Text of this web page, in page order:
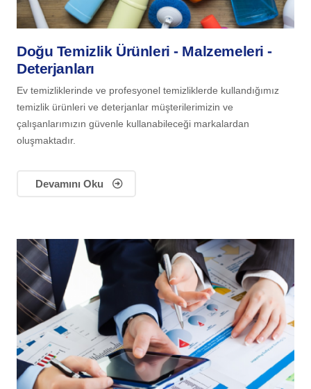
Doğu Temizlik Ürünleri - Malzemeleri -
Deterjanları
Ev temizliklerinde ve profesyonel temizliklerde kullandığımız
temizlik ürünleri ve deterjanlar müşterilerimizin ve
çalışanlarımızın güvenle kullanabileceği markalardan
oluşmaktadır.
Devamını Oku